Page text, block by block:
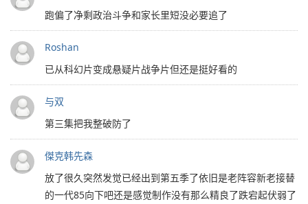
跑偏了净剩政治斗争和家长里短没必要追了
Roshan
已从科幻片变成悬疑片战争片但还是挺好看的
与双
第三集把我整破防了
傑克韩先森
放了很久突然发觉已经出到第五季了依旧是老阵容新老接替
的一代85向下吧还是感觉制作没有那么精良了跌宕起伏弱了